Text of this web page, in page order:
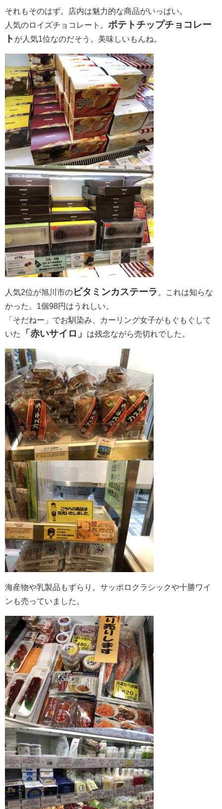
それもそのはず。店内は魅力的な商品がいっぱい。
人気のロイズチョコレート。 ポテトチップチョコレー
ト が人気1位なのだそう。美味しいもんね。
人気2位が旭川市の ビタミンカステーラ 。これは知らな
かった。1個98円はうれしい。
「そだねー」でお馴染み、カーリング女子がもぐもぐして
いた
「赤いサイロ」 は残念ながら売切れでした。
海産物や乳製品もずらり。サッポロクラシックや十勝ワイ
ンも売っていました。